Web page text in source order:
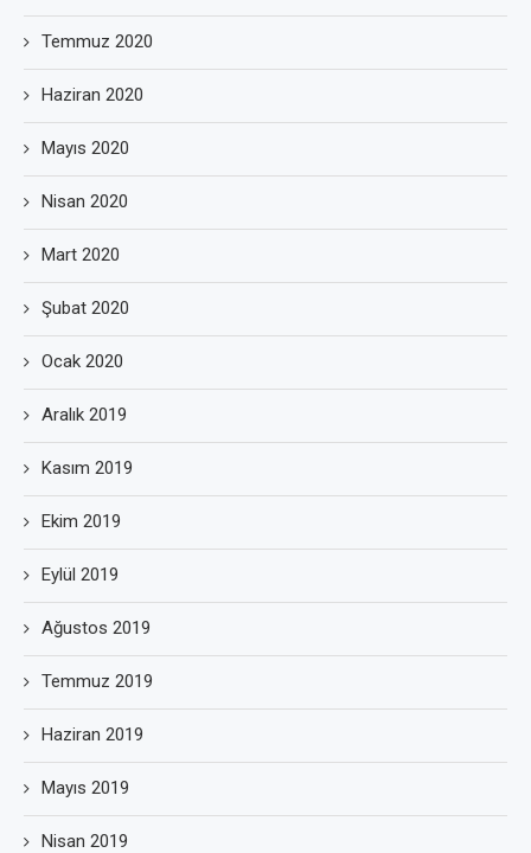
Temmuz 2020
Haziran 2020
Mayıs 2020
Nisan 2020
Mart 2020
Şubat 2020
Ocak 2020
Aralık 2019
Kasım 2019
Ekim 2019
Eylül 2019
Ağustos 2019
Temmuz 2019
Haziran 2019
Mayıs 2019
Nisan 2019